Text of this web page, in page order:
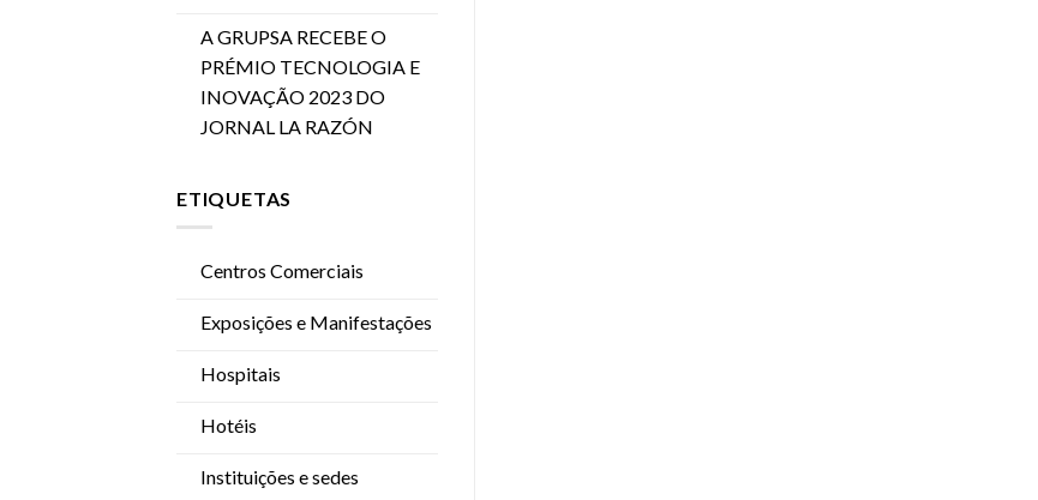
A GRUPSA RECEBE O
PRÉMIO TECNOLOGIA E
INOVAÇÃO 2023 DO
JORNAL LA RAZÓN
ETIQUETAS
Centros Comerciais
Exposições e Manifestações
Hospitais
Hotéis
Instituições e sedes